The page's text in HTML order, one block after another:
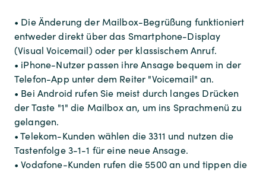
• Die Änderung der Mailbox-Begrüßung funktioniert
entweder direkt über das Smartphone-Display
(Visual Voicemail) oder per klassischem Anruf.
• iPhone-Nutzer passen ihre Ansage bequem in der
Telefon-App unter dem Reiter "Voicemail" an.
• Bei Android rufen Sie meist durch langes Drücken
der Taste "1" die Mailbox an, um ins Sprachmenü zu
gelangen.
• Telekom-Kunden wählen die 3311 und nutzen die
Tastenfolge 3-1-1 für eine neue Ansage.
• Vodafone-Kunden rufen die 5500 an und tippen die